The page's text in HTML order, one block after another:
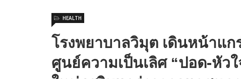
โรงพยาบาลวิมุต เดินหน้าแก
ศูนย์ความเป็นเลิศ “ปอด-หัว
HEALTH